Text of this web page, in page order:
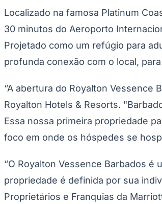
Turismo
Segurança Regional
Hospitais Estaduais
Parques & Represas
Santana de Parnaíba OsascoCarapicuíbaJandira
Para Sua Empresa
Guia de Empresas
Selo Verificado
Portal Educacional
Agenda de Vestibulares
Vagas de Emprego
Localizado na famosa Platinum
30 minutos do Aeroporto
Projetado como um refúgio para
profunda conexão com o local,
“A abertura do Royalton Vessence
Royalton Hotels & Resorts.
Essa nossa primeira propriedade
foco em onde os hóspedes se
“O Royalton Vessence Barbados
propriedade é definida por sua
Proprietários e Franquias da